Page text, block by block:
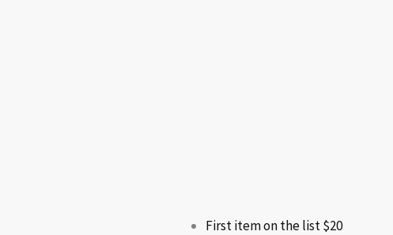
First item on the list$20